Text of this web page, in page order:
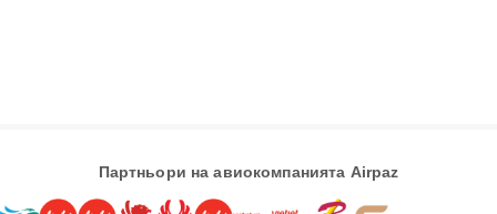
Партньори на авиокомпанията Airpaz